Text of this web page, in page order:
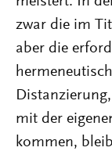
zwar die im
aber die
mit der
kommen,